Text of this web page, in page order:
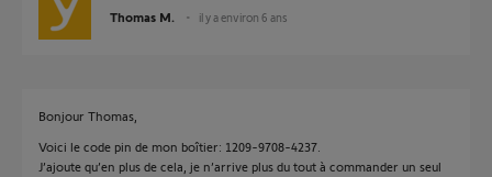
Thomas M. il y a environ 6 ans
Bonjour Thomas,
Voici le code pin de mon boîtier: 1209-9708-4237.
J’ajoute qu’en plus de cela, je n’arrive plus du tout à commander un seul